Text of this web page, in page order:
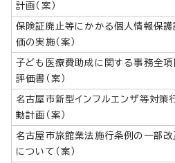
計画（案）
保険証廃止等にかかる個人情報保護
価の実施（案）
子ども医療費助成に関する事務全項
評価書（案）
名古屋市新型インフルエンザ等対策
動計画（案）
名古屋市旅館業法施行条例の一部改
について（案）